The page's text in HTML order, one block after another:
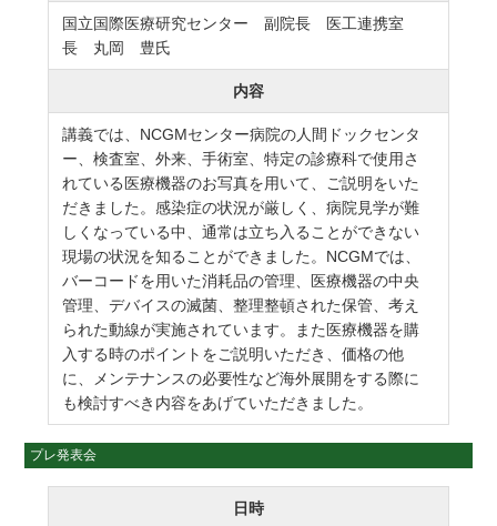
国立国際医療研究センター 副院長 医工連携室
長 丸岡 豊氏
内容
講義では、NCGMセンター病院の人間ドックセンタ
ー、検査室、外来、手術室、特定の診療科で使用さ
れている医療機器のお写真を用いて、ご説明をいた
だきました。感染症の状況が厳しく、病院見学が難
しくなっている中、通常は立ち入ることができない
現場の状況を知ることができました。NCGMでは、
バーコードを用いた消耗品の管理、医療機器の中央
管理、デバイスの滅菌、整理整頓された保管、考え
られた動線が実施されています。また医療機器を購
入する時のポイントをご説明いただき、価格の他
に、メンテナンスの必要性など海外展開をする際に
も検討すべき内容をあげていただきました。
プレ発表会
日時